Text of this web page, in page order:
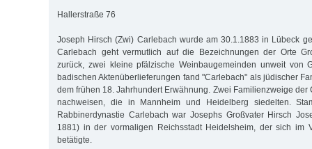
Hallerstraße 76
Joseph Hirsch (Zwi) Carlebach wurde am 30.1.1883 in Lübeck
Carlebach geht vermutlich auf die Bezeichnungen der Orte
zurück, zwei kleine pfälzische Weinbaugemeinden unweit von
badischen Aktenüberlieferungen fand "Carlebach" als jüdischer
dem frühen 18. Jahrhundert Erwähnung. Zwei Familienzweige der
nachweisen, die in Mannheim und Heidelberg siedelten.
Rabbinerdynastie Carlebach war Josephs Großvater Hirsch
1881) in der vormaligen Reichsstadt Heidelsheim, der sich im
betätigte.